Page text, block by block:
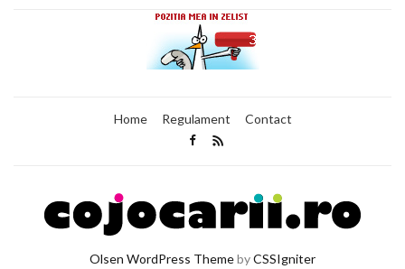
Home Regulament Contact
Olsen WordPress ThemebyCSSIgniter